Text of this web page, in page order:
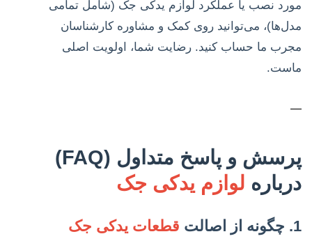
مورد نصب یا عملکرد لوازم یدکی جک (شامل تمامی
مدل‌ها)، می‌توانید روی کمک و مشاوره کارشناسان
مجرب ما حساب کنید. رضایت شما، اولویت اصلی
ماست.
—
پرسش و پاسخ متداول (FAQ)
درباره لوازم یدکی جک
1. چگونه از اصالت
قطعات یدکی جک